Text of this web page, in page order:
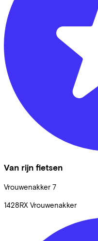
Van rijn fietsen
Vrouwenakker 7
1428RX Vrouwenakker